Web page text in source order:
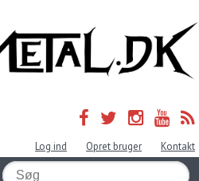
Log ind Opret bruger Kontakt